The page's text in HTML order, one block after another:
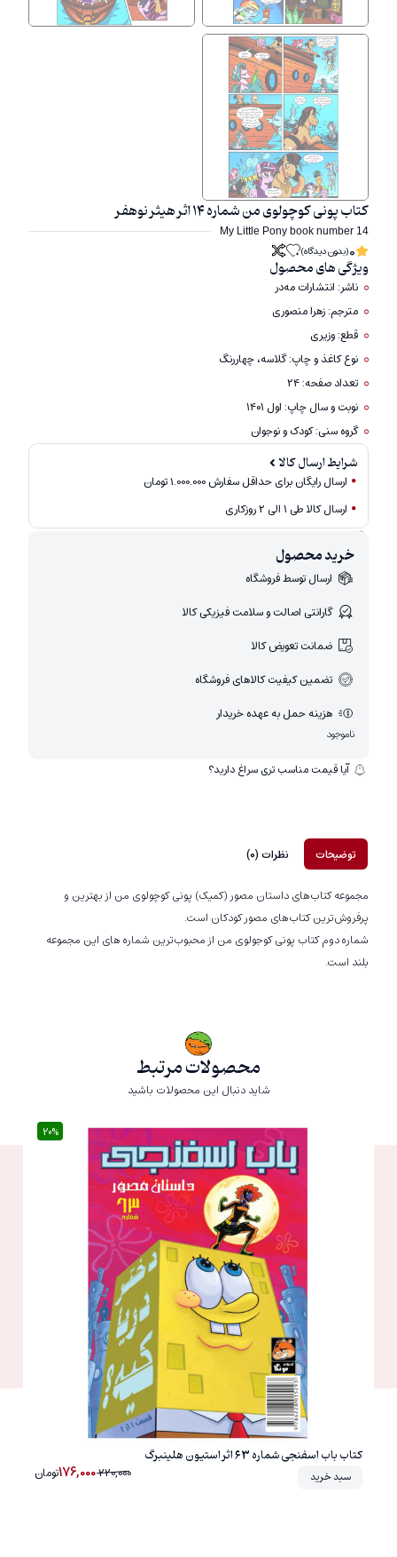
کتاب پونی کوچولوی من شماره ۱۴ اثر هیثر نوهفر
My Little Pony book number 14
0(بدون دیدگاه)
ویژگی های محصول
ناشر: انتشارات مه‌در
مترجم: زهرا منصوری
قطع: وزیری
نوع کاغذ و چاپ: گلاسه، چهاررنگ
تعداد صفحه: ۲۴
نوبت و سال چاپ: اول ۱۴۰۱
گروه سنی: کودک و نوجوان
شرایط ارسال کالا
ارسال رایگان برای حداقل سفارش 1.000.000 تومان
ارسال کالا طی ۱ الی ۲ روزکاری
خرید محصول
ارسال توسط فروشگاه
گارانتی اصالت و سلامت فیزیکی کالا
ضمانت تعویض کالا
تضمین کیفیت کالاهای فروشگاه
هزینه حمل به عهده خریدار
ناموجود
آیا قیمت مناسب تری سراغ دارید؟
توضیحات نظرات (0)
مجموعه کتاب‌های داستان مصور (کمیک) پونی کوچولوی من از بهترین و
پرفروش‌ترین کتاب‌های مصور کودکان است.
شماره دوم کتاب پونی کوجولوی من از محبوب‌ترین شماره های این مجموعه
بلند است.
محصولات مرتبط
شاید دنبال این محصولات باشید
کتاب باب اسفنجی شماره 63 اثر استیون هلینبرگ
سبد خرید 220,000
176,000تومان
20%